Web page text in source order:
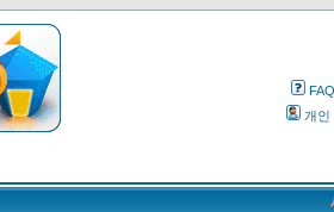
FAQ
개인